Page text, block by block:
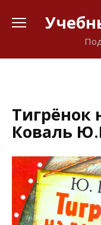
Тигрёнок
Коваль